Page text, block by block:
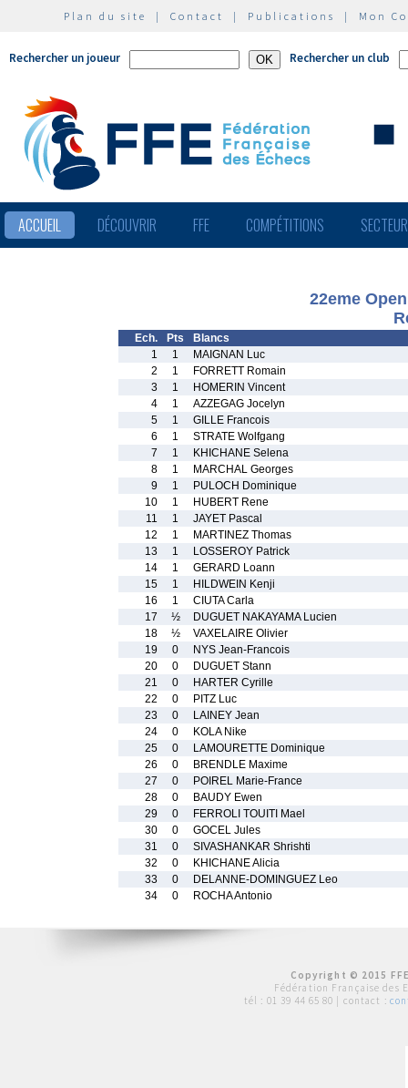
Plan du site | Contact | Publications | Mon
Rechercher un joueur Rechercher un club
ACCUEIL DÉCOUVRIR FFE COMPÉTITIONS
22eme
Ech. Pts
Blancs
1
1
MAIGNAN Luc
2
1
FORRETT Romain
3
1
HOMERIN Vincent
4
1
AZZEGAG Jocelyn
5
1
GILLE Francois
6
1
STRATE Wolfgang
7
1
KHICHANE Selena
8
1
MARCHAL Georges
9
1
PULOCH Dominique
10
1
HUBERT Rene
11
1
JAYET Pascal
12
1
MARTINEZ Thomas
13
1
LOSSEROY Patrick
14
1
GERARD Loann
15
1
HILDWEIN Kenji
16
1
CIUTA Carla
17
½
DUGUET NAKAYAMA Lucien
18
½
VAXELAIRE Olivier
19
0
NYS Jean-Francois
20
0
DUGUET Stann
21
0
HARTER Cyrille
22
0
PITZ Luc
23
0
LAINEY Jean
24
0
KOLA Nike
25
0
LAMOURETTE Dominique
26
0
BRENDLE Maxime
27
0
POIREL Marie-France
28
0
BAUDY Ewen
29
0
FERROLI TOUITI Mael
30
0
GOCEL Jules
31
0
SIVASHANKAR Shrishti
32
0
KHICHANE Alicia
33
0
DELANNE-DOMINGUEZ Leo
34
0 ROCHA Antonio
Copyright © 2015
Fédération Française des
tél : 01 39 44 65 80 | contact :